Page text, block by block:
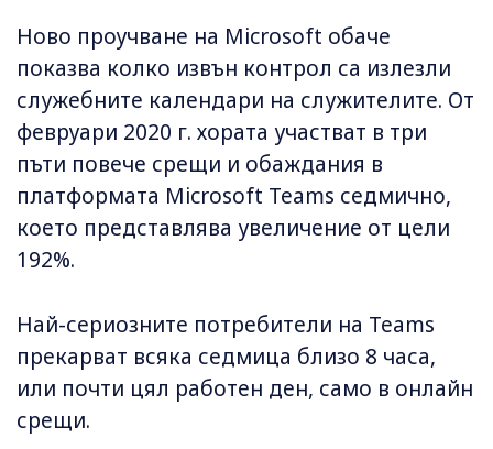
Ново проучване на Microsoft обаче
показва колко извън контрол са излезли
служебните календари на служителите. От
февруари 2020 г. хората участват в три
пъти повече срещи и обаждания в
платформата Microsoft Teams седмично,
което представлява увеличение от цели
192%.
Най-сериозните потребители на Teams
прекарват всяка седмица близо 8 часа,
или почти цял работен ден, само в онлайн
срещи.